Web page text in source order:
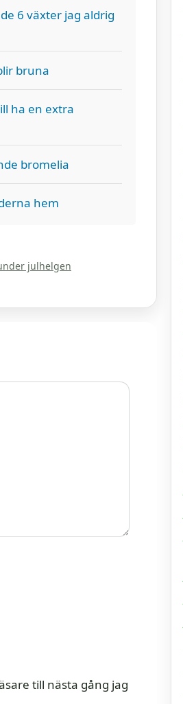
6 växter jag aldrig
bruna
ha en extra
bromelia
hem
julhelgen
till nästa gång jag